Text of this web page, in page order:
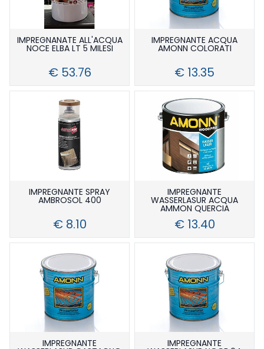
IMPREGNANATE ALL'ACQUA
NOCE ELBA LT 5 MILESI
€ 53.76
IMPREGNANTE ACQUA
AMONN COLORATI
€ 13.35
IMPREGNANTE SPRAY
AMBROSOL 400
€ 8.10
IMPREGNANTE
WASSERLASUR ACQUA
AMMON QUERCIA
€ 13.40
IMPREGNANTE IMPREGNANTE